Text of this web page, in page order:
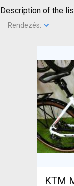
Description of the
Rendezés:
KTM